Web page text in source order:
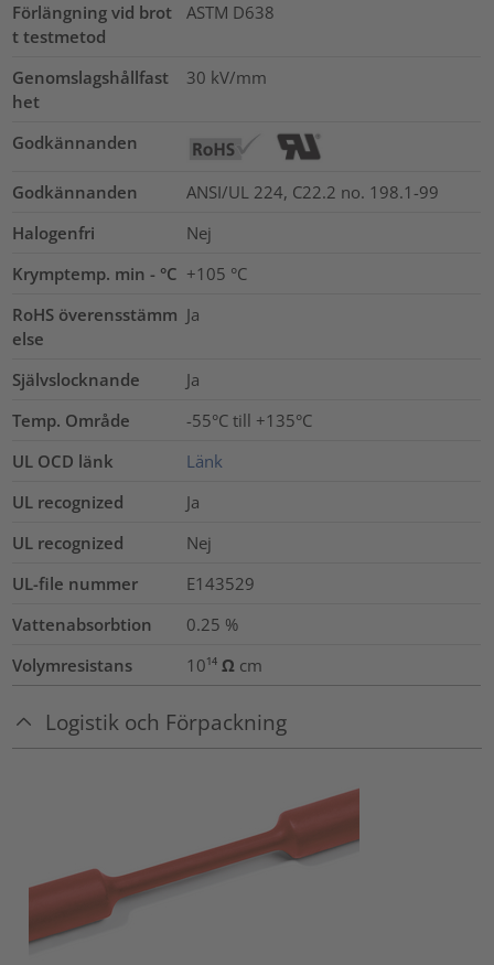
Förlängning vid brot
t testmetod
ASTM D638
Genomslagshållfast
het
30 kV/mm
Godkännanden
Godkännanden
ANSI/UL 224, C22.2 no. 198.1-99
Halogenfri
Nej
Krymptemp. min - °C +105 °C
RoHS överensstämm
else
Ja
Självslocknande
Ja
Temp. Område
-55°C till +135°C
UL OCD länk
Länk
UL recognized
Ja
UL recognized
Nej
UL-file nummer
E143529
Vattenabsorbtion
0.25 %
Volymresistans
10¹⁴ Ω cm
Logistik och Förpackning